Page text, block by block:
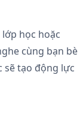
lớp học hoặc
cùng bạn bè
sẽ tạo động lực